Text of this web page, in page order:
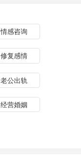
情感咨询
修复感情
老公出轨
经营婚姻